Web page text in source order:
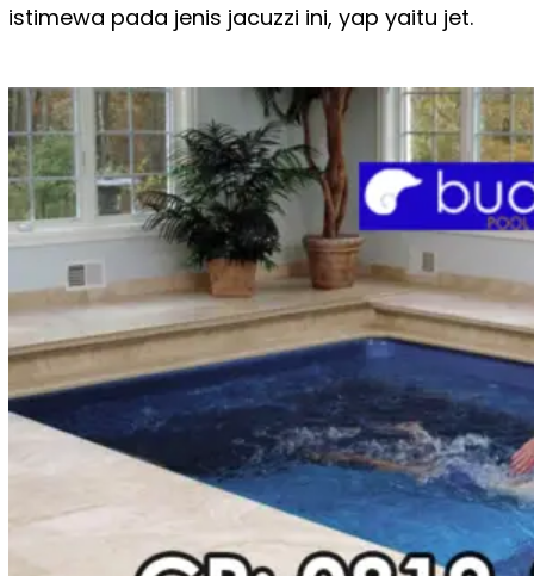
istimewa pada jenis jacuzzi ini, yap yaitu jet.